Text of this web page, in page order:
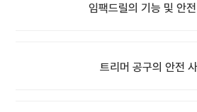
임팩드릴의 기능 및 안
트리머 공구의 안전